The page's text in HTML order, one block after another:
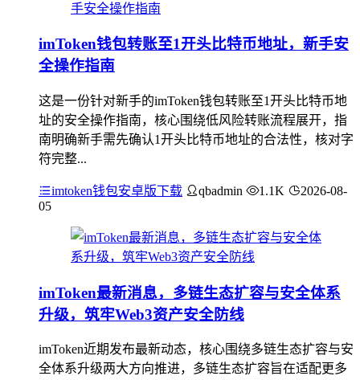
imToken钱包转账至1开头比特币地址，新手安
全操作指南
这是一份针对新手的imToken钱包转账至1开头比特币地
址的安全操作指南，核心围绕低风险转账流程展开，指
南明确新手需先确认1开头比特币地址的合法性，核对字
符完整...
imtoken钱包安卓版下载 qbadmin 1.1K
2026-08-
05
imToken最新消息，多链生态扩容与安全体系
升级，筑牢Web3资产安全防线
imToken近期发布最新动态，核心围绕多链生态扩容与安
全体系升级两大方向推进，多链生态扩容旨在适配更多